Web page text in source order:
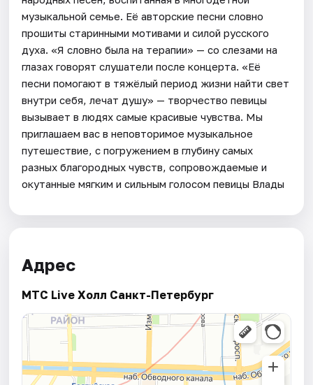
музыкальной семье. Её авторские песни словно
прошиты старинными мотивами и силой русского
духа. «Я словно была на терапии» — со слезами на
глазах говорят слушатели после концерта. «Её
песни помогают в тяжёлый период жизни найти свет
внутри себя, лечат душу» — творчество певицы
вызывает в людях самые красивые чувства. Мы
приглашаем вас в неповторимое музыкальное
путешествие, с погружением в глубину самых
разных благородных чувств, сопровождаемые и
окутанные мягким и сильным голосом певицы Влады
Адрес
МТС Live Холл Санкт-Петербург